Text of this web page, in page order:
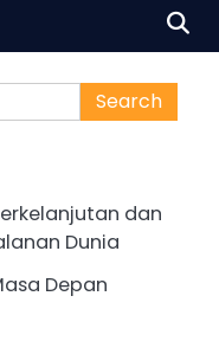
dan
Dunia
Depan